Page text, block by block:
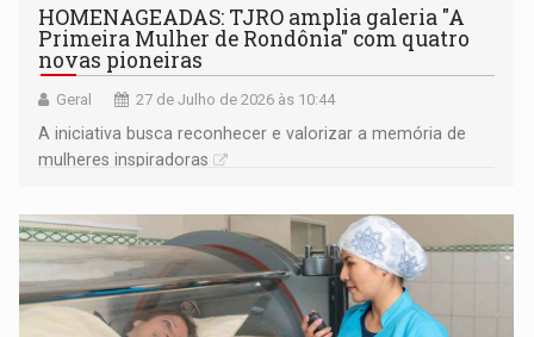
HOMENAGEADAS: TJRO amplia galeria "A
Primeira Mulher de Rondônia" com quatro
novas pioneiras
Geral 27 de Julho de 2026 às 10:44
A iniciativa busca reconhecer e valorizar a memória de
mulheres inspiradoras